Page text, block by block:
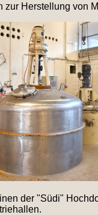
zur Herstellung von
der "Südi"